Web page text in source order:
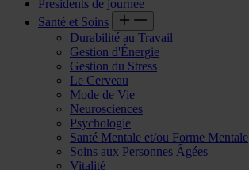
Présidents de journée
Santé et Soins
Durabilité au Travail
Gestion d'Énergie
Gestion du Stress
Le Cerveau
Mode de Vie
Neurosciences
Psychologie
Santé Mentale et/ou Forme Mentale
Soins aux Personnes Âgées
Vitalité